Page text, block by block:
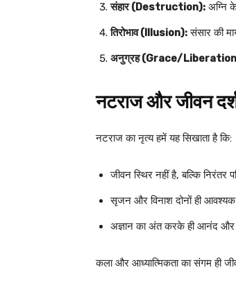
संहार (Destruction): अग्नि
तिरोभाव (Illusion):संसार की
अनुग्रह (Grace/
नटराज और जीवन
नटराज का नृत्य हमें यह सिखाता है कि:
जीवन स्थिर नहीं है, बल्कि निरंतर
सृजन और विनाश दोनों ही
अज्ञान का अंत करके ही आनंद और
कला और आध्यात्मिकता का संगम ही